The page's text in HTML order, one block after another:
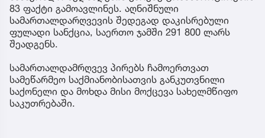
83 ფაქტი გამოავლინეს. აღნიშნული
სამართალდარღვევის შედეგად დაკისრებული
ფულადი სანქცია, საერთო ჯამში 291 800 ლარს
შეადგენს.
სამართალდამრღვევ პირებს ჩამოერთვათ
სამეწარმეო საქმიანობისათვის განკუთვნილი
საქონელი და მოხდა მისი მოქცევა სახელმწიფო
საკუთრებაში.